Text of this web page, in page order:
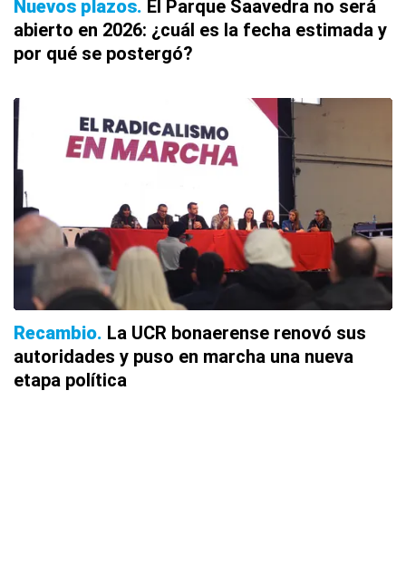
Nuevos plazos El Parque Saavedra no será
abierto en 2026: ¿cuál es la fecha estimada y
por qué se postergó?
Recambio La UCR bonaerense renovó sus
autoridades y puso en marcha una nueva
etapa política